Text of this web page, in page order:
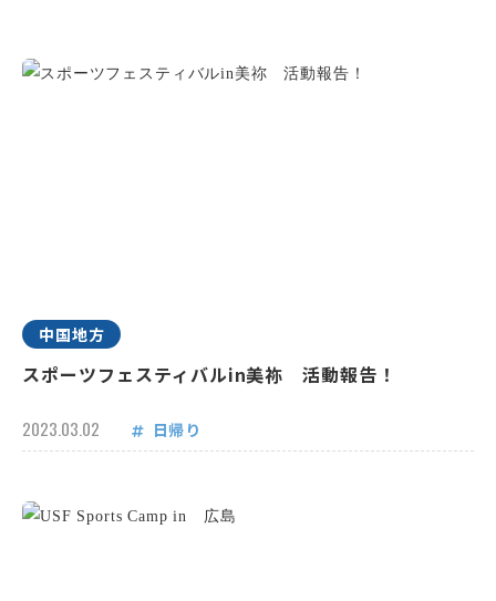
中国地方
スポーツフェスティバルin美祢 活動報告！
2023.03.02 日帰り